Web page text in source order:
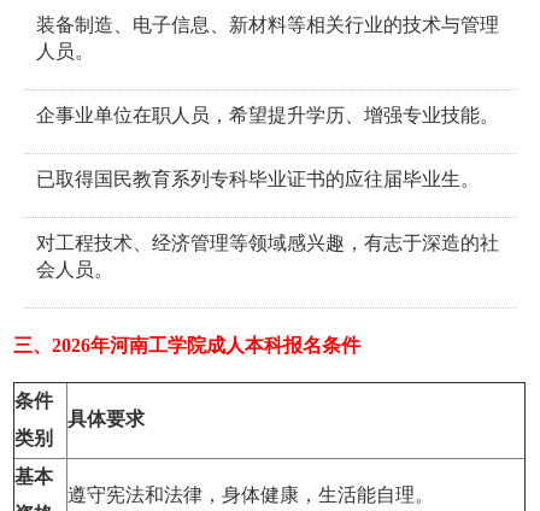
装备制造、电子信息、新材料等相关行业的技术与管理
人员。
企事业单位在职人员，希望提升学历、增强专业技能。
已取得国民教育系列专科毕业证书的应往届毕业生。
对工程技术、经济管理等领域感兴趣，有志于深造的社
会人员。
三、2026年‌河南工学院成人本科报名条件
条件
类别
具体要求
基本
遵守宪法和法律，身体健康，生活能自理。